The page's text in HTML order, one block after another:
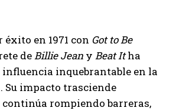
éxito en 1971 con Got to Be
deBillie Jean y Beat Itha
inquebrantable en la
Su impacto trasciende
rompiendo barreras,